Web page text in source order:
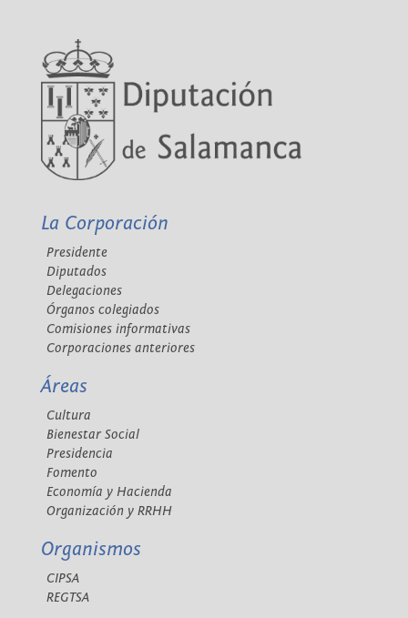
La Corporación
Presidente
Diputados
Delegaciones
Órganos colegiados
Comisiones informativas
Corporaciones anteriores
Áreas
Cultura
Bienestar Social
Presidencia
Fomento
Economía y Hacienda
Organización y RRHH
Organismos
CIPSA
REGTSA